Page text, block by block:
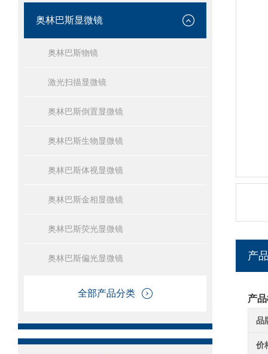
奥林巴斯显微镜
奥林巴斯物镜
激光扫描显微镜
奥林巴斯倒置显微镜
奥林巴斯生物显微镜
奥林巴斯体视显微镜
奥林巴斯金相显微镜
奥林巴斯荧光显微镜
奥林巴斯偏光显微镜
全部产品分类
产
产
品
价